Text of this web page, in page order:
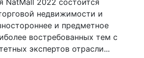
недвижимости и
и предметное
востребованных тем с
экспертов отрасли...